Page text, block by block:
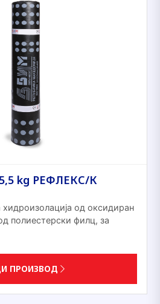
kg РЕФЛЕКС/К
хидроизолација од оксидиран
полиестерски филц, за
ПРОИЗВОД